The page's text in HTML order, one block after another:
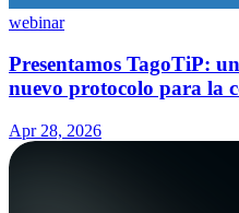
webinar
Presentamos TagoTiP:
nuevo protocolo para la
Apr 28, 2026